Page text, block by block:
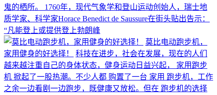
鬼的栖所。 1760年，现代气象学和登山运动创始人，瑞士地
质学家、科学家Horace Benedict de Saussure在街头贴出告示：
“凡能登上或提供登上勃朗峰
莫比电动跑步机，
家用健身的好选择！
科技在进步，社会在发展，现在的人们
越来越注重自己的身体状态，健身运动日益兴起， 家用跑步
机 掀起了一股热潮。不少人都 购置了一台 家用 跑步机，工作
之余一边看剧一边跑步，既健康又放松。但在 跑步机的选择